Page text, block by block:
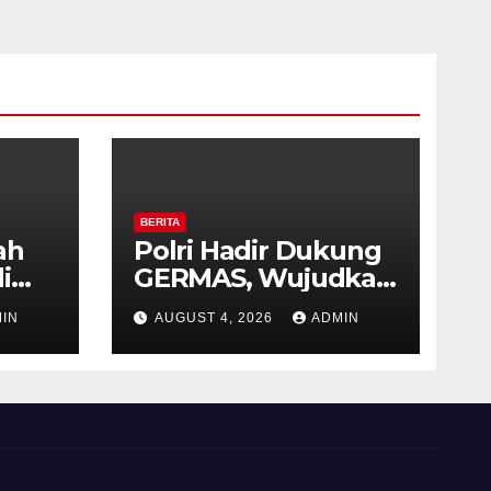
BERITA
Polri Hadir Dukung
GERMAS, Wujudkan
Budaya Hidup Sehat
di Kecamatan
Pabelan
AUGUST 4, 2026 ADMIN